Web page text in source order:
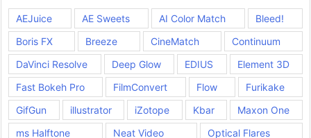
AEJuice AE Sweets AI Color Match
Bleed!
Boris FX
Breeze CineMatch
Continuum
DaVinci Resolve
Deep Glow EDIUS
Element 3D
Fast Bokeh Pro
FilmConvert Flow
Furikake
GifGun
illustrator iZotope Kbar
Maxon One
ms Halftone
Neat Video
Optical Flares